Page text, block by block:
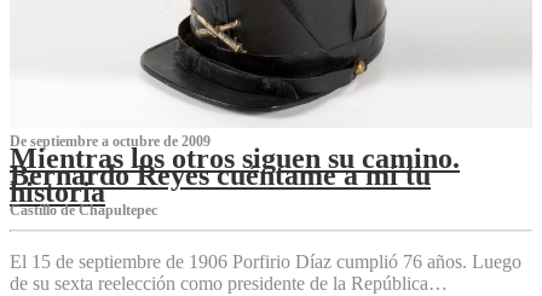
De septiembre a octubre de 2009
Mientras los otros siguen su camino.
Bernardo Reyes cuéntame a mí tu
historia
Castillo de Chapultepec
El 15 de septiembre de 1906 Porfirio Díaz cumplió 76 años. Luego
de su sexta reelección como presidente de la República…